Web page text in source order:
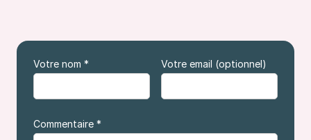
Votre nom * Votre email (optionnel)
Commentaire *